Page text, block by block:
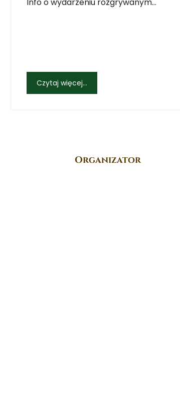
Czytaj więcej...
Organizator